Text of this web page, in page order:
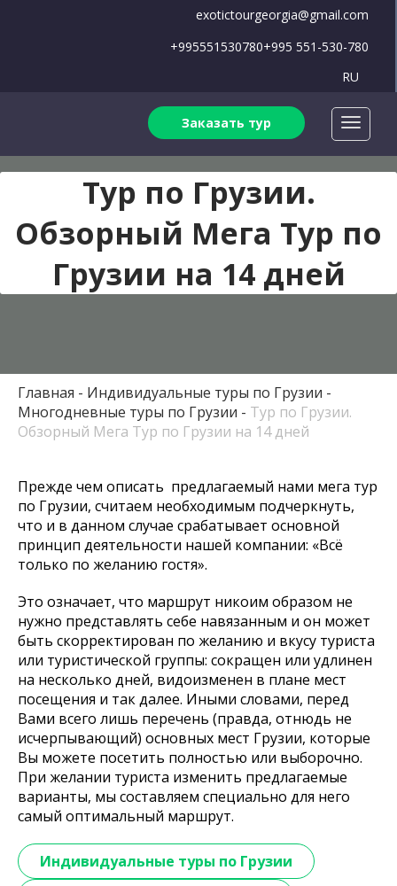
exotictourgeorgia@gmail.com
+995551530780+995 551-530-780
RU
Заказать тур
Тур по Грузии.
Обзорный Мега Тур по
Грузии на 14 дней
Главная
Индивидуальные туры по Грузии
Многодневные туры по Грузии
Тур по Грузии.
Обзорный Мега Тур по Грузии на 14 дней
Прежде чем описать предлагаемый нами мега тур
по Грузии, считаем необходимым подчеркнуть,
что и в данном случае срабатывает основной
принцип деятельности нашей компании: «Всё
только по желанию гостя».
Это означает, что маршрут никоим образом не
нужно представлять себе навязанным и он может
быть скорректирован по желанию и вкусу туриста
или туристической группы: сокращен или удлинен
на несколько дней, видоизменен в плане мест
посещения и так далее. Иными словами, перед
Вами всего лишь перечень (правда, отнюдь не
исчерпывающий) основных мест Грузии, которые
Вы можете посетить полностью или выборочно.
При желании туриста изменить предлагаемые
варианты, мы составляем специально для него
самый оптимальный маршрут.
Индивидуальные туры по Грузии